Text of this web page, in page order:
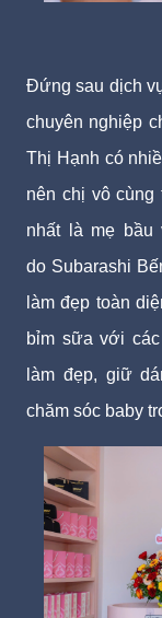
Đứng sau dịch
chuyên nghiệp
Thị Hạnh có
nên chị vô
nhất là mẹ
do Subarashi
làm đẹp toàn
bỉm sữa với
làm đẹp, giữ
chăm sóc baby